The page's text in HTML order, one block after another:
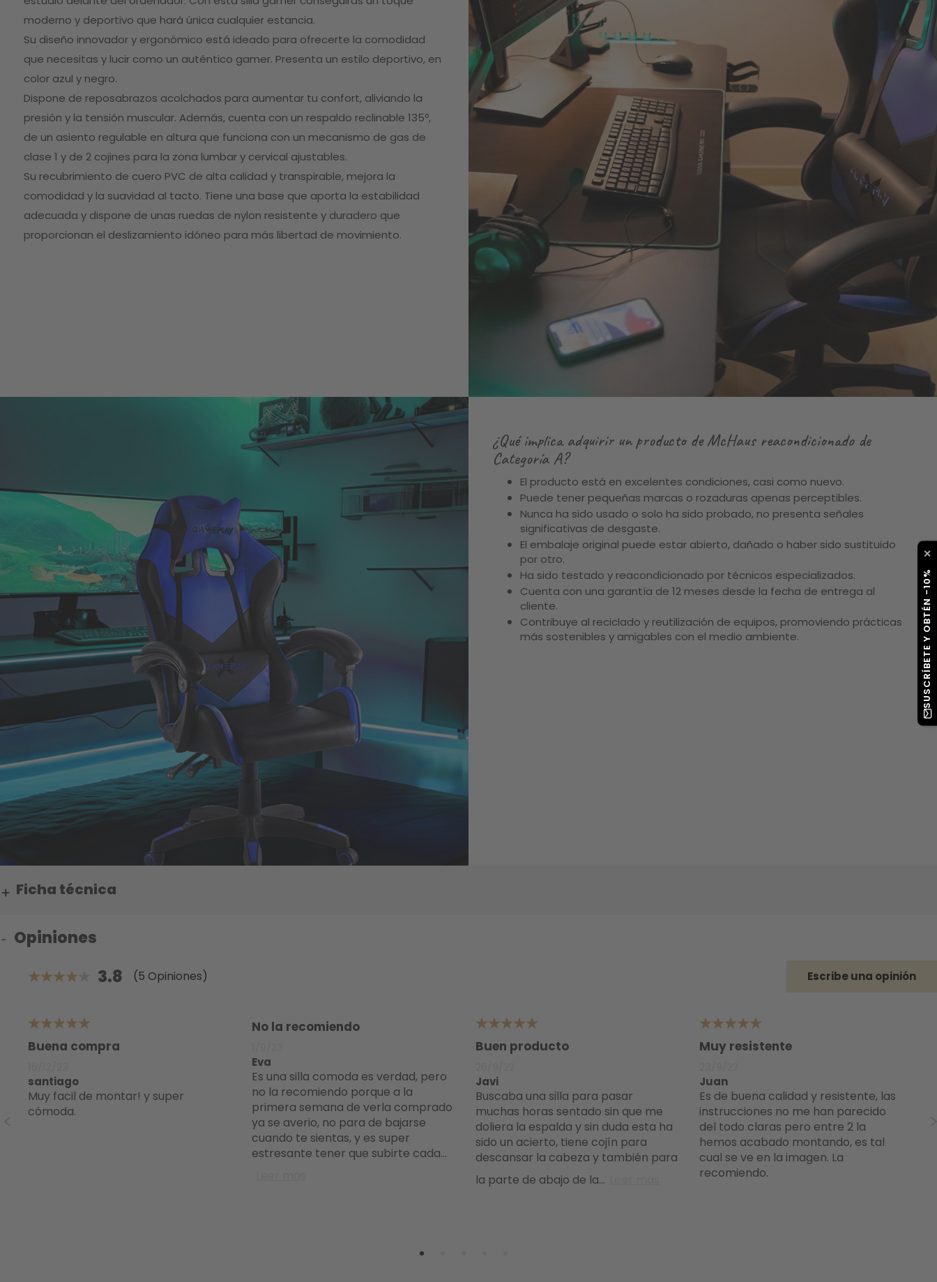
imagesmoderno y deportivo que hará única cualquier estancia.
Su diseño innovador y ergonómico está ideado para ofrecerte la comodidad
que necesitas y lucir como un auténtico gamer. Presenta un estilo deportivo, en
color azul y negro.
Dispone de reposabrazos acolchados para aumentar tu confort, aliviando la
presión y la tensión muscular. Además, cuenta con un respaldo reclinable 135º,
de un asiento regulable en altura que funciona con un mecanismo de gas de
clase 1 y de 2 cojines para la zona lumbar y cervical ajustables.
Su recubrimiento de cuero PVC de alta calidad y transpirable, mejora la
comodidad y la suavidad al tacto. Tiene una base que aporta la estabilidad
adecuada y dispone de unas ruedas de nylon resistente y duradero que
proporcionan el deslizamiento idóneo para más libertad de movimiento.
¿Qué implica adquirir un producto de McHaus reacondicionado de
Categoría A?
El producto está en excelentes condiciones, casi como nuevo.
Puede tener pequeñas marcas o rozaduras apenas perceptibles.
Nunca ha sido usado o solo ha sido probado, no presenta señales
significativas de desgaste.
El embalaje original puede estar abierto, dañado o haber sido sustituido
por otro.
Ha sido testado y reacondicionado por técnicos especializados.
Cuenta con una garantía de 12 meses desde la fecha de entrega al
cliente.
Contribuye al reciclado y reutilización de equipos, promoviendo prácticas
más sostenibles y amigables con el medio ambiente.
Ficha técnica
Opiniones
3.8 (5 Opiniones) Escribe una opinión
5Buena compra
santiago
muy facil de montar! y super
cómoda.
No la recomiendo
Eva
Es una silla comoda es verdad, pero
no la recomiendo porque a la
primera semana de verla comprado
ya se averio, no para de bajarse
cuando te sientas, y es super
estresante tener que subirte cada...
5Buen producto
Javi
Buscaba una silla para pasar
muchas horas sentado sin que me
doliera la espalda y sin duda esta ha
sido un acierto, tiene cojín para
descansar la cabeza y también para
la parte de abajo de la...
5Muy resistente
Juan
Es de buena calidad y resistente, las
instrucciones no me han parecido
del todo claras pero entre 2 la
hemos acabado montando, es tal
cual se ve en la imagen. La
recomiendo.
✕
SUSCRÍBETE Y OBTÉN -10%